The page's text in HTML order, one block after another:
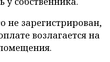
не зарегистрирован,
возлагается на